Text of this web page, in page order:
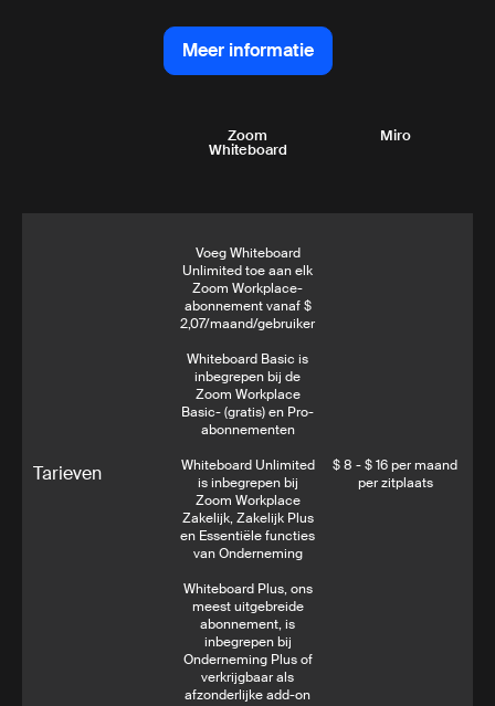
Meer informatie
Meer informatie
Zoom
Whiteboard
Miro
Tarieven
Voeg Whiteboard
Unlimited toe aan elk
Zoom Workplace-
abonnement vanaf $
2,07/maand/gebruiker
Whiteboard Basic is
inbegrepen bij de
Zoom Workplace
Basic- (gratis) en Pro-
abonnementen
Whiteboard Unlimited
is inbegrepen bij
Zoom Workplace
Zakelijk, Zakelijk Plus
en Essentiële functies
van Onderneming
Whiteboard Plus, ons
meest uitgebreide
abonnement, is
inbegrepen bij
Onderneming Plus of
verkrijgbaar als
afzonderlijke add-on
$ 8 - $ 16 per maand
per zitplaats